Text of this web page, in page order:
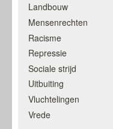
Landbouw
Mensenrechten
Racisme
Repressie
Sociale strijd
Uitbuiting
Vluchtelingen
Vrede